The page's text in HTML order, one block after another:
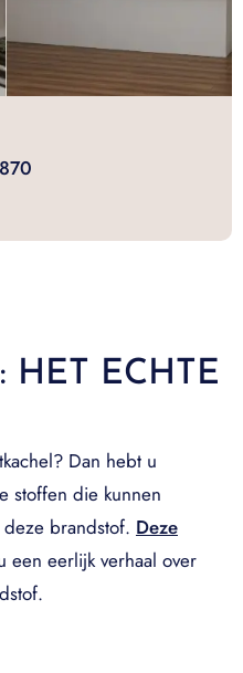
HET ECHTE
Dan hebt u
stoffen die kunnen
brandstof. Deze
een eerlijk verhaal over